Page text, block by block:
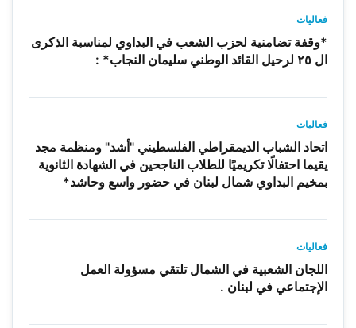
فعاليات
*وقفة تضامنية لحزب الشعب في البداوي لمناسبة الذكرى
ال ٢٥ لرحيل القائد الوطني سليمان النجاب* :
فعاليات
اتحاد الشباب الديمقراطي الفلسطيني "أشد" ومنظمة مجد
يقيما احتفالًا تكريميًا للطلاب الناجحين في الشهادة الثانوية
بمخيم البداوي شمال لبنان في حضور واسع وحاشد*
فعاليات
اللجان الشعبية في الشمال تلتقي مسؤولة العمل
الإجتماعي في لبنان .